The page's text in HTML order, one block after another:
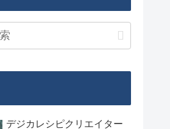
デジカレシピクリエイター